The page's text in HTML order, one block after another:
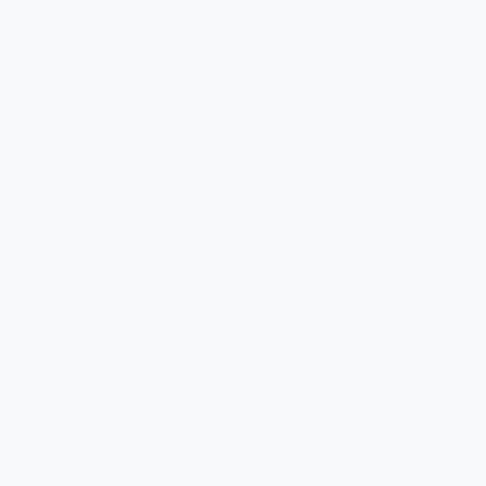
wersje). Niektóre funkcje ochrony mogą nie być
aplikacja Google Play. Brak obsługi trybu wielu użytkowników.
preferencji,